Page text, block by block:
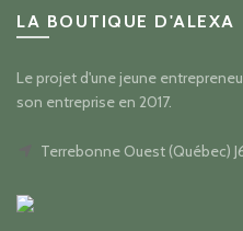
LA BOUTIQUE D'ALEXA
Le projet d'une jeune
son entreprise en 2017.
Terrebonne Ouest (Québec)